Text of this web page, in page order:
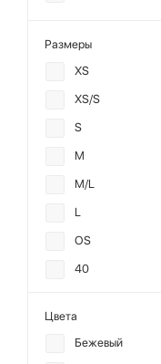
Размеры
XS
XS/S
S
M
M/L
L
OS
40
Цвета
Бежевый